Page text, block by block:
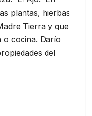
plantas, hierbas
Tierra y que
o cocina. Darío
del